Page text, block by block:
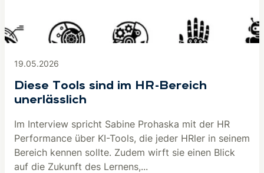
19.05.2026
Diese Tools sind im HR-Bereich
unerlässlich
Im Interview spricht Sabine Prohaska mit der HR
Performance über KI-Tools, die jeder HRler in seinem
Bereich kennen sollte. Zudem wirft sie einen Blick
auf die Zukunft des Lernens,...